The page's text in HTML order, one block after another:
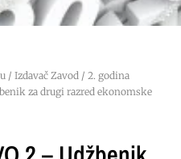
/ Izdavač Zavod / 2. godina
za drugi razred ekonomske